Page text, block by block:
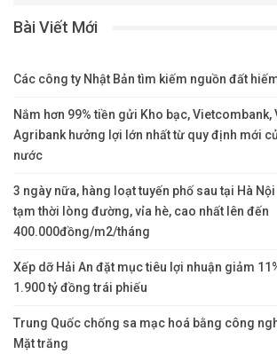
Bài Viết Mới
Các công ty Nhật Bản tìm kiếm nguồn đất
Nắm hơn 99% tiền gửi Kho bạc, Vietcombank,
Agribank hưởng lợi lớn nhất từ quy định mới
nước
3 ngày nữa, hàng loạt tuyến phố sau tại Hà
tạm thời lòng đường, vỉa hè, cao nhất lên đến
400.000đồng/m2/tháng
Xếp dỡ Hải An đặt mục tiêu lợi nhuận giảm
1.900 tỷ đồng trái phiếu
Trung Quốc chống sa mạc hoá bằng công
Mặt trăng